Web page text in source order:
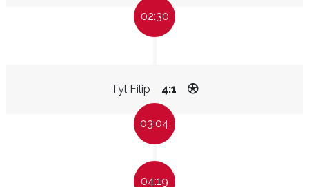
02:30
Tyl Filip 4:1
03:04
04:19